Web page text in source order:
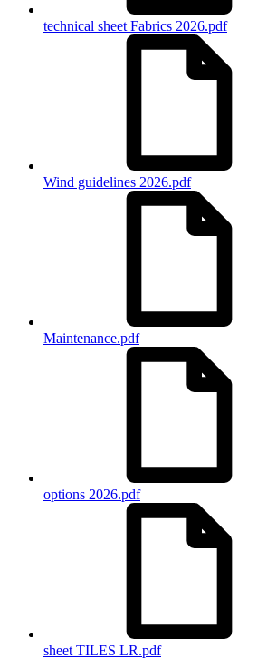
technical sheet Fabrics 2026.pdf
Wind guidelines 2026.pdf
Maintenance.pdf
options 2026.pdf
sheet TILES LR.pdf